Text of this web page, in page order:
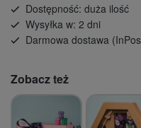
Dostępność: duża ilość
Wysyłka w: 2 dni
Darmowa dostawa
Zobacz też